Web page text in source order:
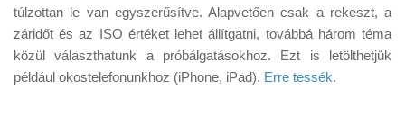
túlzottan le van egyszerűsítve. Alapvetően csak a rekeszt, a
záridőt és az ISO értéket lehet állítgatni, továbbá három téma
közül választhatunk a próbálgatásokhoz. Ezt is letölthetjük
például okostelefonunkhoz (iPhone, iPad). Erre tessék.